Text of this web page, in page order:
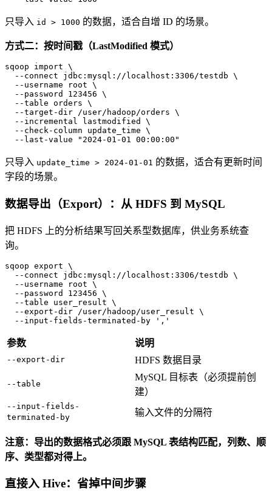
只导入 id > 1000 的数据，适合自增 ID 的场景。
方式二：按时间戳（LastModified 模式）
sqoop import \
  --connect jdbc:mysql://localhost:3306/testdb \
  --username root \
  --password 123456 \
  --table orders \
  --target-dir /user/hadoop/orders \
  --incremental lastmodified \
  --check-column update_time \
  --last-value
"2024-01-01 00:00:00"
只导入 update_time > 2024-01-01 的数据，适合有更新时间
字段的场景。
数据导出（Export）：从 HDFS 到 MySQL
把 HDFS 上的分析结果写回关系型数据库，供业务系统查
询。
sqoop export \
  --connect jdbc:mysql://localhost:3306/testdb \
  --username root \
  --password 123456 \
  --table user_result \
  --export-dir /user/hadoop/user_result \
  --input-fields-terminated-by
','
参数 说明
--export-dir HDFS 数据目录
--table
MySQL 目标表（必须提前创
建）
--input-fields-
terminated-by
输入文件的分隔符
注意：导出的数据格式必须跟 MySQL 表结构匹配，列数、顺
序、类型都对得上。
直接入 Hive：省掉中间步骤